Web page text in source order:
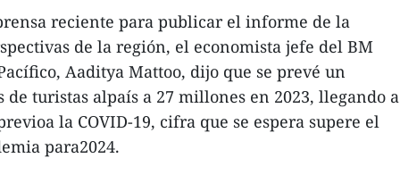
reciente para publicar el informe de la
de la región, el economista jefe del BM
Aaditya Mattoo, dijo que se prevé un
de turistas alpaís a 27 millones en 2023, llegando a
la COVID-19, cifra que se espera supere el
para2024.